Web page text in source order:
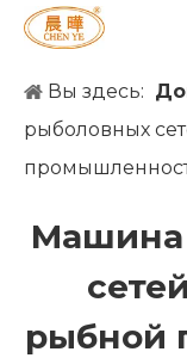
Вы здесь:
рыболовных
Машина
рыбной